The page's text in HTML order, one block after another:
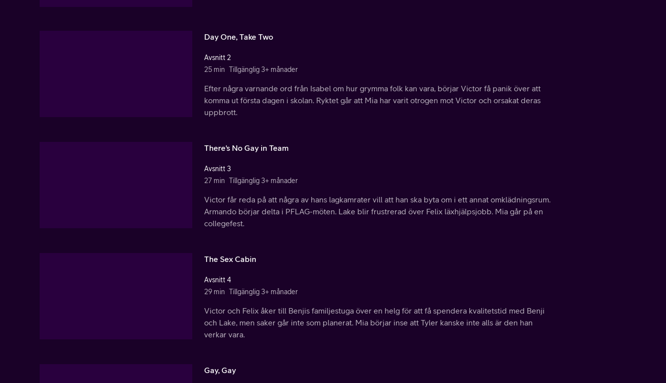
Day One, Take Two
Avsnitt 2
25 min Tillgänglig 3+ månader
Efter några varnande ord från Isabel om hur grymma folk kan vara, börjar Victor få panik över att
komma ut första dagen i skolan. Ryktet går att Mia har varit otrogen mot Victor och orsakat deras
uppbrott.
There's No Gay in Team
Avsnitt 3
27 min Tillgänglig 3+ månader
Victor får reda på att några av hans lagkamrater vill att han ska byta om i ett annat omklädningsrum.
Armando börjar delta i PFLAG-möten. Lake blir frustrerad över Felix läxhjälpsjobb. Mia går på en
collegefest.
The Sex Cabin
Avsnitt 4
29 min Tillgänglig 3+ månader
Victor och Felix åker till Benjis familjestuga över en helg för att få spendera kvalitetstid med Benji
och Lake, men saker går inte som planerat. Mia börjar inse att Tyler kanske inte alls är den han
verkar vara.
Gay, Gay